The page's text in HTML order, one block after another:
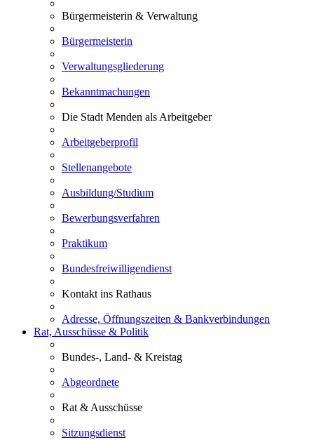
Bürgermeisterin & Verwaltung
Bürgermeisterin
Verwaltungsgliederung
Bekanntmachungen
Die Stadt Menden als Arbeitgeber
Arbeitgeberprofil
Stellenangebote
Ausbildung/Studium
Bewerbungsverfahren
Praktikum
Bundesfreiwilligendienst
Kontakt ins Rathaus
Adresse, Öffnungszeiten & Bankverbindungen
Rat, Ausschüsse & Politik
Bundes-, Land- & Kreistag
Abgeordnete
Rat & Ausschüsse
Sitzungsdienst